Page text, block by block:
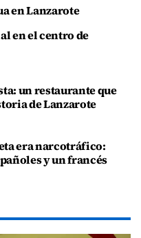
en Lanzarote
en el centro de
un restaurante que
de Lanzarote
era narcotráfico:
y un francés